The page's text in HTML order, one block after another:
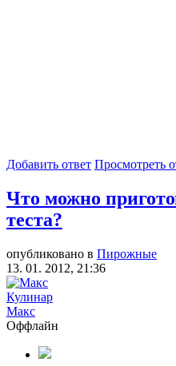
Добавить ответ Просмотреть
Что можно
теста?
опубликовано в Пирожные
13. 01. 2012, 21:36
Кулинар
Макс
Оффлайн